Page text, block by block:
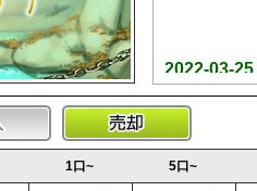
2022-03-25 :
1口~ 5口~